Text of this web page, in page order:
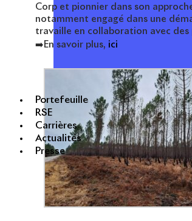
Portefeuille
RSE
Carrières
Actualités
Presse
Corp et pionnier dans son
notamment engagé dans une
travaille en collaboration avec des
➡️En savoir plus, ici